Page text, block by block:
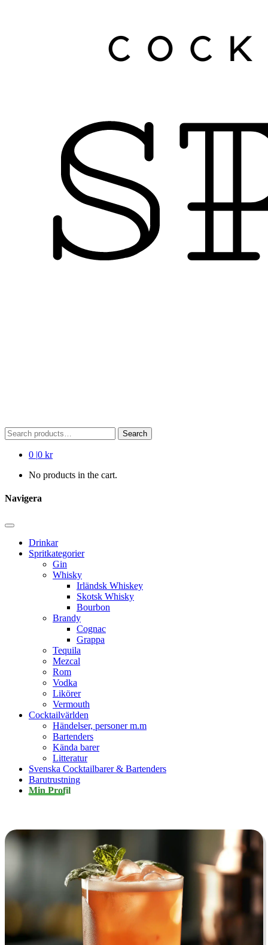
Search
for:
Search
0 |0 kr
No products in the cart.
Navigera
Drinkar
Spritkategorier
Gin
Whisky
Irländsk Whiskey
Skotsk Whisky
Bourbon
Brandy
Cognac
Grappa
Tequila
Mezcal
Rom
Vodka
Likörer
Vermouth
Cocktailvärlden
Händelser, personer m.m
Bartenders
Kända barer
Litteratur
Svenska Cocktailbarer & Bartenders
Barutrustning
Min Profil